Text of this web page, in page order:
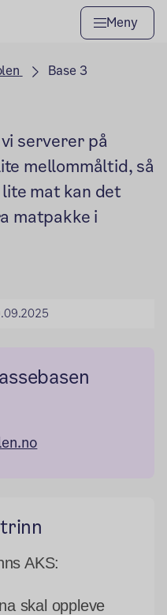
Meny
Base 3
serverer på
mellommåltid, så
mat kan det
matpakke i
AKS:
skal oppleve